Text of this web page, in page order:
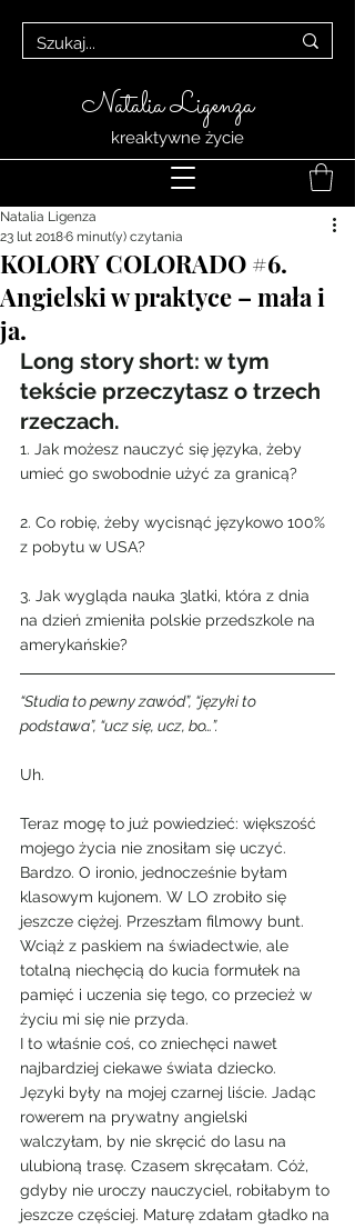
Natalia Ligenza
kreaktywne życie
KOLORY COLORADO #6.
Angielski w praktyce – mała i
ja.
Natalia Ligenza
23 lut 20186 minut(y) czytania
Long story short: w tym
tekście przeczytasz o trzech
rzeczach.
1. Jak możesz nauczyć się języka, żeby
umieć go swobodnie użyć za granicą?
2. Co robię, żeby wycisnąć językowo 100%
z pobytu w USA?
3. Jak wygląda nauka 3latki, która z dnia
na dzień zmieniła polskie przedszkole na
amerykańskie?
“Studia to pewny zawód”, “języki to
podstawa”, “ucz się, ucz, bo…”.
Uh.
Teraz mogę to już powiedzieć: większość
mojego życia nie znosiłam się uczyć.
Bardzo. O ironio, jednocześnie byłam
klasowym kujonem. W LO zrobiło się
jeszcze ciężej. Przeszłam filmowy bunt.
Wciąż z paskiem na świadectwie, ale
totalną niechęcią do kucia formułek na
pamięć i uczenia się tego, co przecież w
życiu mi się nie przyda.
I to właśnie coś, co zniechęci nawet
najbardziej ciekawe świata dziecko.
Języki były na mojej czarnej liście. Jadąc
rowerem na prywatny angielski
walczyłam, by nie skręcić do lasu na
ulubioną trasę. Czasem skręcałam. Cóż,
gdyby nie uroczy nauczyciel, robiłabym to
jeszcze częściej. Maturę zdałam gładko na